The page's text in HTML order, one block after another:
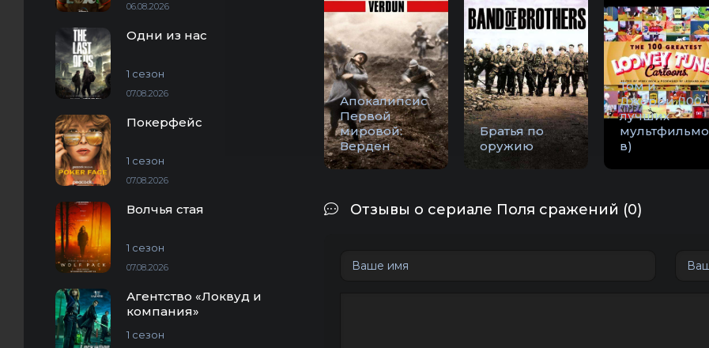
06.08.2026
Одни из нас
1 сезон
07.08.2026
Покерфейс
1 сезон
07.08.2026
Волчья стая
1 сезон
07.08.2026
Агентство «Локвуд и
компания»
1 сезон
Апокалипсис
Первой
мировой:
Верден
Братья по
оружию
Том и
Джерри (100
лучших
мультфильмо
в)
Отзывы о сериале Поля сражений (0)